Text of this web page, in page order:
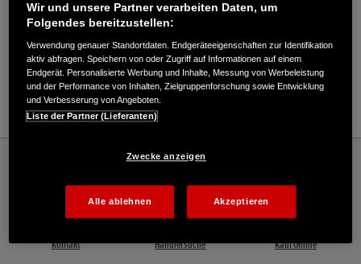
Verkauf / Kundendienst
08363/6733
E-Mail
Deutschland Offizielle Website | The Power of Dreams
Kontakt Händlersuche Kauf Online
Wir und unsere Partner verarbeiten Daten, um
Folgendes bereitzustellen:
Verwendung genauer Standortdaten. Endgeräteeigenschaften zur Identifikation
aktiv abfragen. Speichern von oder Zugriff auf Informationen auf einem
Endgerät. Personalisierte Werbung und Inhalte, Messung von Werbeleistung
und der Performance von Inhalten, Zielgruppenforschung sowie Entwicklung
und Verbesserung von Angeboten.
Liste der Partner (Lieferanten)
Zwecke anzeigen
Alle ablehnen Akzeptieren